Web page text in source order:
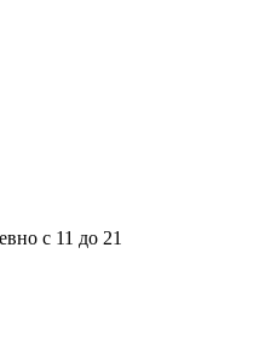
с 11 до 21